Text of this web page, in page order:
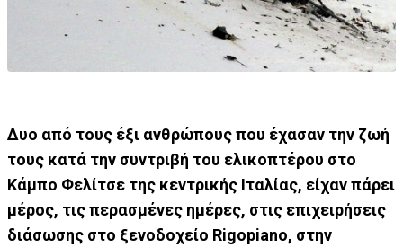
Δυο από τους έξι ανθρώπους που έχασαν την ζωή
τους κατά την συντριβή του ελικοπτέρου στο
Κάμπο Φελίτσε της κεντρικής Ιταλίας, είχαν πάρει
μέρος, τις περασμένες ημέρες, στις επιχειρήσεις
διάσωσης στο ξενοδοχείο Rigopiano, στην